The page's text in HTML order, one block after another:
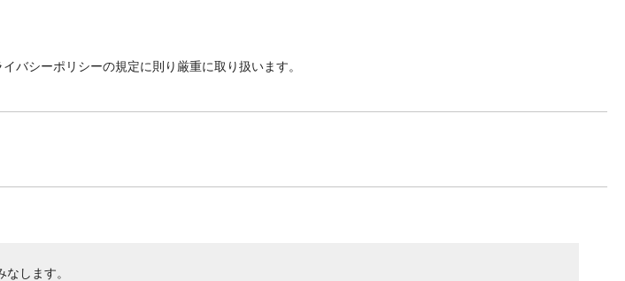
バシーポリシーの規定に則り厳重に取り扱います。
します。